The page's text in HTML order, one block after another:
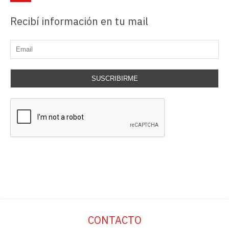
Recibí información en tu mail
SUSCRIBIRME
CONTACTO